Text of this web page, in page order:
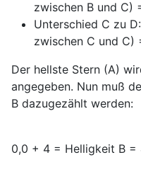
zwischen B und
Unterschied C zu
zwischen C und
Der hellste Stern (A)
angegeben. Nun muß
B dazugezählt werden:
0,0 + 4 = Helligkeit B =